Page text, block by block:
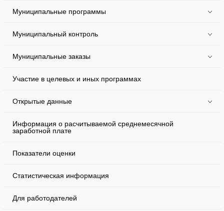
Муниципальные программы
Муниципальный контроль
Муниципальные заказы
Участие в целевых и иных программах
Открытые данные
Информация о расчитываемой среднемесячной
заработной плате
Показатели оценки
Статистическая информация
Для работодателей